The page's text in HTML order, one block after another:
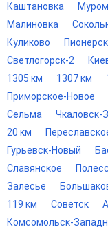
Каштановка
Малиновка
Куликово
Светлогорск-2
1305 км
1307 км
Приморское-Новое
Сельма
Чкаловск-
20 км
Гурьевск-Новый
Славянское
Залесье
119 км
Советск
Комсомольск-